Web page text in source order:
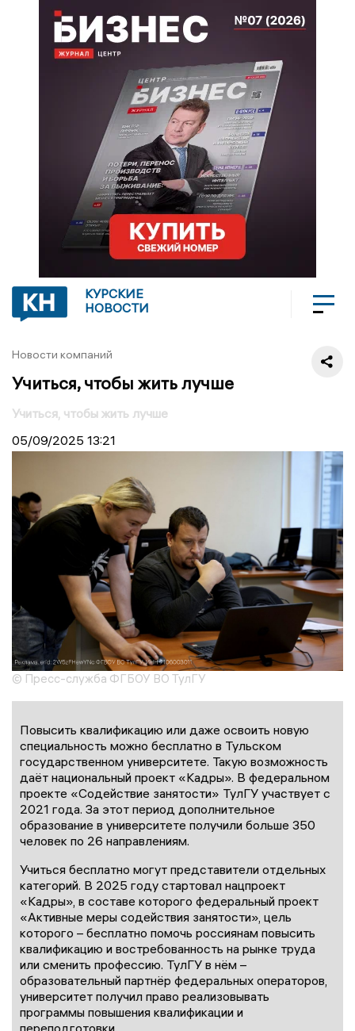
КУРСКИЕ
НОВОСТИ
Новости компаний
Учиться, чтобы жить лучше
Учиться, чтобы жить лучше
05/09/2025 13:21
© Пресс-служба ФГБОУ ВО ТулГУ
Повысить квалификацию или даже освоить новую
специальность можно бесплатно в Тульском
государственном университете. Такую возможность
даёт национальный проект «Кадры». В федеральном
проекте «Содействие занятости» ТулГУ участвует с
2021 года. За этот период дополнительное
образование в университете получили больше 350
человек по 26 направлениям.
Учиться бесплатно могут представители отдельных
категорий. В 2025 году стартовал нацпроект
«Кадры», в составе которого федеральный проект
«Активные меры содействия занятости», цель
которого – бесплатно помочь россиянам повысить
квалификацию и востребованность на рынке труда
или сменить профессию. ТулГУ в нём –
образовательный партнёр федеральных операторов,
университет получил право реализовывать
программы повышения квалификации и